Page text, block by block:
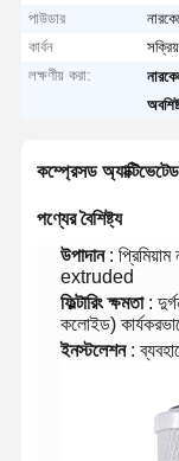
পাউডার
কার্বন
সক্রিয়
লক্ষণীয় করা:
কম্প্রেসড অ্যাক্টিভেটেড
পণ্যের বৈশিষ্ট্য
উপাদান :
extruded
ফিল্টারিং ক্ষমতা :
কলোইড)
ইনস্টলেশন :